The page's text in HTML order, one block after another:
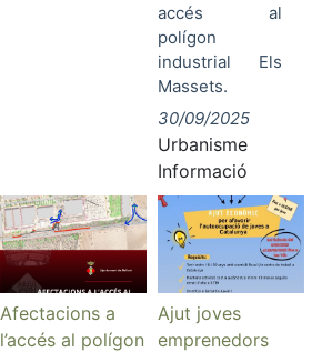
accés al
polígon
industrial Els
Massets.
30/09/2025
Urbanisme
Informació
Afectacions a
l’accés al polígon
Ajut joves
emprenedors